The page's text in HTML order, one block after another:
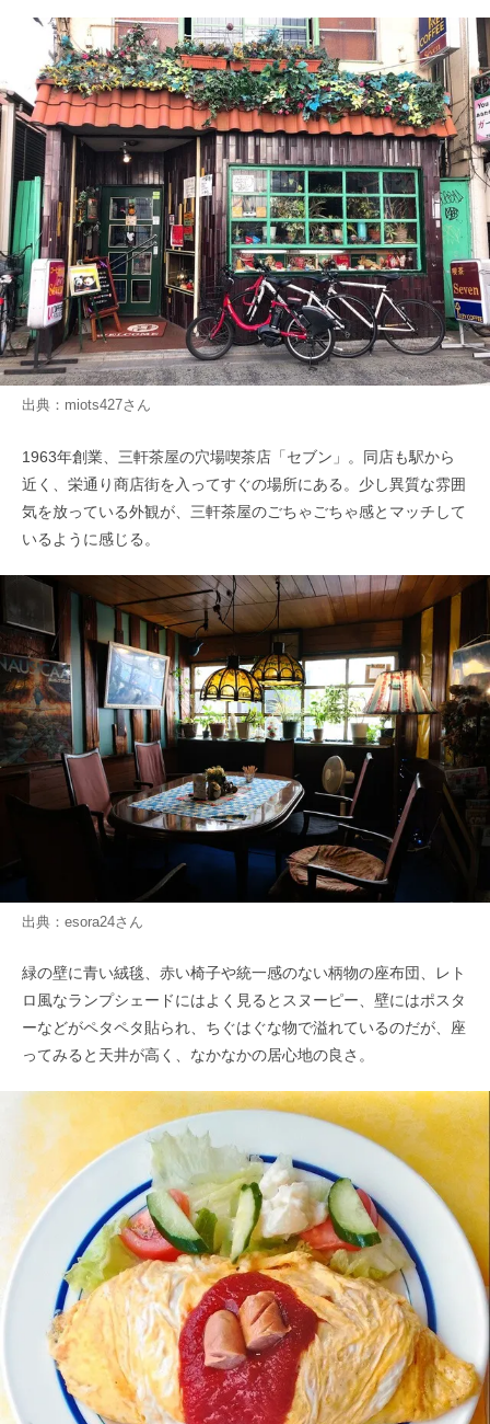
出典： miots427さん
1963年創業、三軒茶屋の穴場喫茶店「セブン」。同店も駅から
近く、栄通り商店街を入ってすぐの場所にある。少し異質な雰囲
気を放っている外観が、三軒茶屋のごちゃごちゃ感とマッチして
いるように感じる。
出典： esora24さん
緑の壁に青い絨毯、赤い椅子や統一感のない柄物の座布団、レト
ロ風なランプシェードにはよく見るとスヌーピー、壁にはポスタ
ーなどがペタペタ貼られ、ちぐはぐな物で溢れているのだが、座
ってみると天井が高く、なかなかの居心地の良さ。